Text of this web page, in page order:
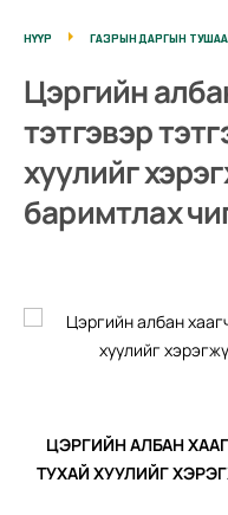
НҮҮР ГАЗРЫН ДАРГЫН
Цэргийн
тэтгэвэр
хуулийг
баримтлах
ЦЭРГИЙН АЛБАН
ТУХАЙ ХУУЛИЙГ